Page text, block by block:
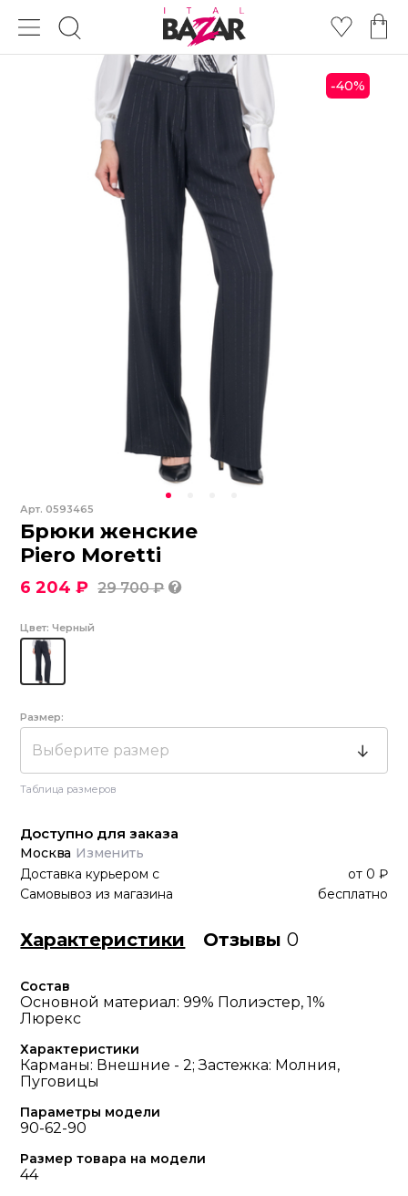
-40%
Арт.0593465
Брюки женские
Piero Moretti
6 204 ₽ 29 700 ₽
Цвет: Черный
Размер:
Выберите размер
Таблица размеров
Доступно для заказа
Москва Изменить
Доставка курьером с от 0 ₽
Самовывоз из магазина
бесплатно
Характеристики Отзывы0
Состав
Основной материал: 99% Полиэстер, 1%
Люрекс
Характеристики
Карманы: Внешние - 2; Застежка: Молния,
Пуговицы
Параметры модели
90-62-90
Размер товара на модели
44